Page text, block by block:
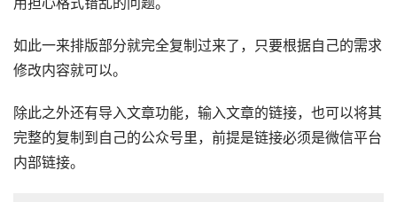
如此一来排版部分就完全复制过来了，只要根据自己的需求
修改内容就可以。
除此之外还有导入文章功能，输入文章的链接，也可以将其
完整的复制到自己的公众号里，前提是链接必须是微信平台
内部链接。